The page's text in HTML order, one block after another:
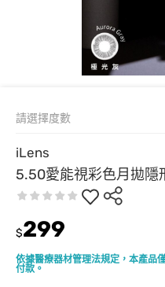
iLens
5.50愛能視彩色月拋隱
依據醫療器材管理法規定，本產品
付款。
$299
請選擇度數